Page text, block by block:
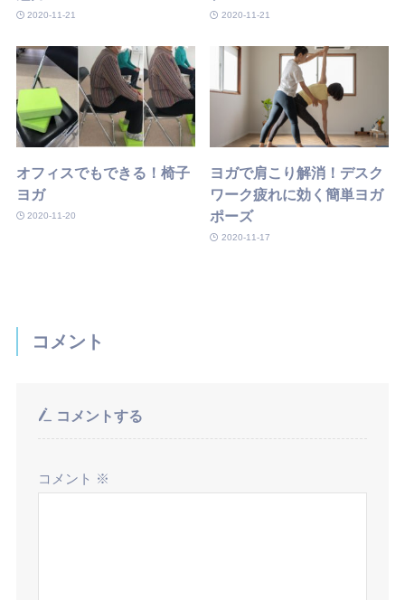
2020-11-21 2020-11-21
オフィスでもできる！椅子
ヨガ
2020-11-20
ヨガで肩こり解消！デスク
ワーク疲れに効く簡単ヨガ
ポーズ
2020-11-17
コメント
コメントする
コメント ※